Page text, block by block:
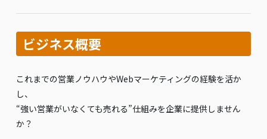
ビジネス概要
これまでの営業ノウハウやWebマーケティングの経験を活か
し、
“強い営業がいなくても売れる”仕組みを企業に提供しません
か？